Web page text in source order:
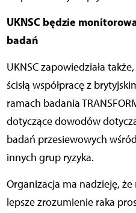
UKNSC będzie
badań
UKNSC zapowiedziała
ścisłą współpracę z
ramach badania
dotyczące dowodów
badań przesiewowych
innych grup ryzyka.
Organizacja ma nadzieję,
lepsze zrozumienie raka